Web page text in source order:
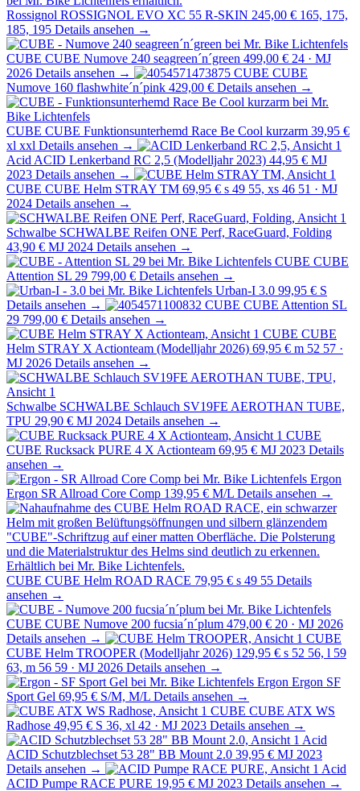
Rossignol ROSSIGNOL EVO XC 55 R-SKIN 245,00 € 165, 175,
185, 195 Details ansehen →
CUBE CUBE Numove 240 seagreen´n´green 499,00 € 24 · MJ
2026 Details ansehen → CUBE CUBE
Numove 160 flashwhite´n´pink 429,00 € Details ansehen →
CUBE CUBE Funktionsunterhemd Race Be Cool kurzarm 39,95 €
xl xxl Details ansehen →
Acid ACID Lenkerband RC 2,5 (Modelljahr 2023) 44,95 € MJ
2023 Details ansehen →
CUBE CUBE Helm STRAY TM 69,95 € s 49 55, xs 46 51 · MJ
2024 Details ansehen →
Schwalbe SCHWALBE Reifen ONE Perf, RaceGuard, Folding
43,90 € MJ 2024 Details ansehen →
CUBE CUBE
Attention SL 29 799,00 € Details ansehen →
Urban-I 3.0 99,95 € S
Details ansehen →
CUBE CUBE Attention SL
29 799,00 € Details ansehen →
CUBE CUBE
Helm STRAY X Actionteam (Modelljahr 2026) 69,95 € m 52 57 ·
MJ 2026 Details ansehen →
Schwalbe SCHWALBE Schlauch SV19FE AEROTHAN TUBE,
TPU 29,90 € MJ 2024 Details ansehen →
CUBE
CUBE Rucksack PURE 4 X Actionteam 69,95 € MJ 2023 Details
ansehen →
Ergon
Ergon SR Allroad Core Comp 139,95 € M/L Details ansehen →
CUBE CUBE Helm ROAD RACE 79,95 € s 49 55 Details
ansehen →
CUBE CUBE Numove 200 fucsia´n´plum 479,00 € 20 · MJ 2026
Details ansehen →
CUBE
CUBE Helm TROOPER (Modelljahr 2026) 129,95 € s 52 56, l 59
63, m 56 59 · MJ 2026 Details ansehen →
Ergon Ergon SF
Sport Gel 69,95 € S/M, M/L Details ansehen →
CUBE CUBE ATX WS
Radhose 49,95 € S 36, xl 42 · MJ 2023 Details ansehen →
Acid
ACID Schutzblechset 53 28" BB Mount 2.0 39,95 € MJ 2023
Details ansehen →
Acid
ACID Pumpe RACE PURE 19,95 € MJ 2023 Details ansehen →